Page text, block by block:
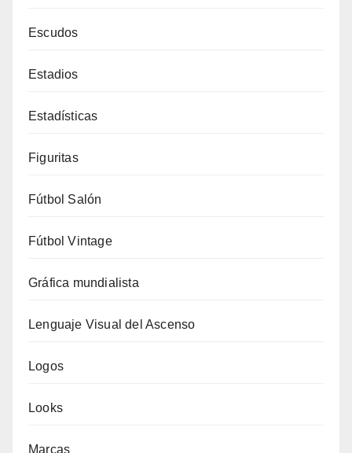
Escudos
Estadios
Estadísticas
Figuritas
Fútbol Salón
Fútbol Vintage
Gráfica mundialista
Lenguaje Visual del Ascenso
Logos
Looks
Marcas